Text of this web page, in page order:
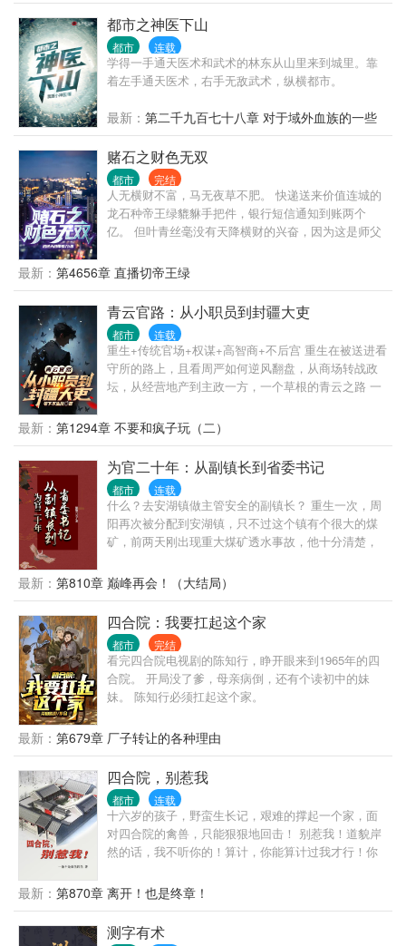
都市之神医下山
都市 连载
学得一手通天医术和武术的林东从山里来到城里。靠
着左手通天医术，右手无敌武术，纵横都市。
最新： 第二千九百七十八章 对于域外血族的一些
猜测
赌石之财色无双
都市 完结
人无横财不富，马无夜草不肥。 快递送来价值连城的
龙石种帝王绿貔貅手把件，银行短信通知到账两个
亿。 但叶青丝毫没有天降横财的兴奋，因为这是师父
为赌石而产生的恩仇，需要靠赌石来了结。 但赌石从
来都是一刀天堂，一刀地狱。 石头不骗人，骗人的都
是人。 在赌石的圈子中人心如鬼域。 但是，每一块石
头都藏着人与人的勾心斗角，血泪恩仇。
最新： 第4656章 直播切帝王绿
青云官路：从小职员到封疆大吏
都市 连载
重生+传统官场+权谋+高智商+不后宫 重生在被送进看
守所的路上，且看周严如何逆风翻盘，从商场转战政
坛，从经营地产到主政一方，一个草根的青云之路 一
人物，有着普通人该有的七情六欲，也有着做一番事
业的野望。商海也好，政治也好，做一个能够守住良
知底线的人，就是最大的成功。
最新： 第1294章 不要和疯子玩（二）
为官二十年：从副镇长到省委书记
都市 连载
什么？去安湖镇做主管安全的副镇长？ 重生一次，周
阳再次被分配到安湖镇，只不过这个镇有个很大的煤
矿，前两天刚出现重大煤矿透水事故，他十分清楚，
最新： 第810章 巅峰再会！（大结局）
四合院：我要扛起这个家
都市 完结
看完四合院电视剧的陈知行，睁开眼来到1965年的四
合院。 开局没了爹，母亲病倒，还有个读初中的妹
妹。 陈知行必须扛起这个家。
最新： 第679章 厂子转让的各种理由
四合院，别惹我
都市 连载
十六岁的孩子，野蛮生长记，艰难的撑起一个家，面
对四合院的禽兽，只能狠狠地回击！ 别惹我！道貌岸
然的话，我不听你的！算计，你能算计过我才行！你
的，别丢人了！
最新： 第870章 离开！也是终章！
测字有术